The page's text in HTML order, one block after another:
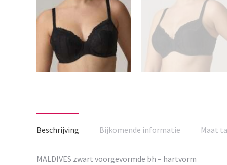
Beschrijving Bijkomende informatie Maat
MALDIVES zwart voorgevormde bh – hartvorm